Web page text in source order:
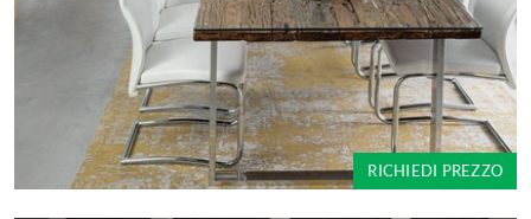
RICHIEDI PREZZO